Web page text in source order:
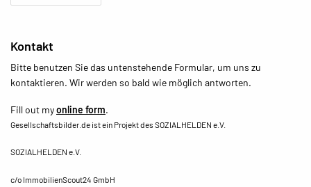
Kontakt
Bitte benutzen Sie das untenstehende Formular, um uns zu
kontaktieren. Wir werden so bald wie möglich antworten.
Fill out myonline form.
Gesellschaftsbilder.de ist ein Projekt des SOZIALHELDEN e.V.
SOZIALHELDEN e.V.
c/o ImmobilienScout24 GmbH